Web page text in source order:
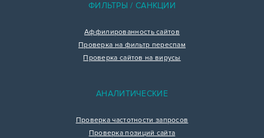
ФИЛЬТРЫ / САНКЦИИ
Аффилированность сайтов
Проверка на фильтр переспам
Проверка сайтов на вирусы
АНАЛИТИЧЕСКИЕ
Проверка частотности запросов
Проверка позиций сайта